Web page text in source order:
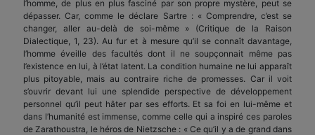
l’homme, de plus en plus fasciné par son propre mystère, peut se
dépasser. Car, comme le déclare Sartre : « Comprendre, c’est se
changer, aller au-delà de soi-même » (Critique de la Raison
Dialectique, 1, 23). Au fur et à mesure qu’il se connaît davantage,
l’homme éveille des facultés dont il ne soupçonnait même pas
l’existence en lui, à l’état latent. La condition humaine ne lui apparaît
plus pitoyable, mais au contraire riche de promesses. Car il voit
s’ouvrir devant lui une splendide perspective de développement
personnel qu’il peut hâter par ses efforts. Et sa foi en lui-même et
dans l’humanité est immense, comme celle qui a inspiré ces paroles
de Zarathoustra, le héros de Nietzsche : « Ce qu’il y a de grand dans